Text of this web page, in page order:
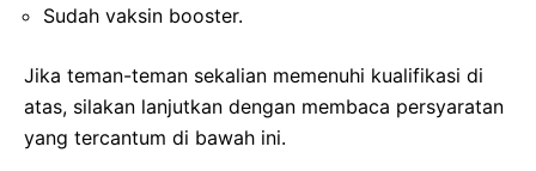
Sudah vaksin booster.
Jika teman-teman sekalian memenuhi kualifikasi di
atas, silakan lanjutkan dengan membaca persyaratan
yang tercantum di bawah ini.